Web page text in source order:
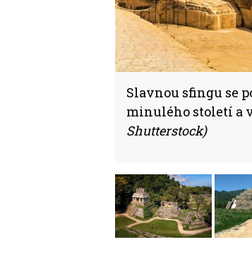
Slavnou sfingu se
minulého století a
Shutterstock)